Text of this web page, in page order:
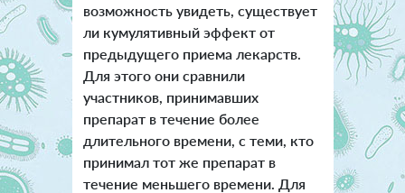
возможность увидеть, существует
ли кумулятивный эффект от
предыдущего приема лекарств.
Для этого они сравнили
участников, принимавших
препарат в течение более
длительного времени, с теми, кто
принимал тот же препарат в
течение меньшего времени. Для